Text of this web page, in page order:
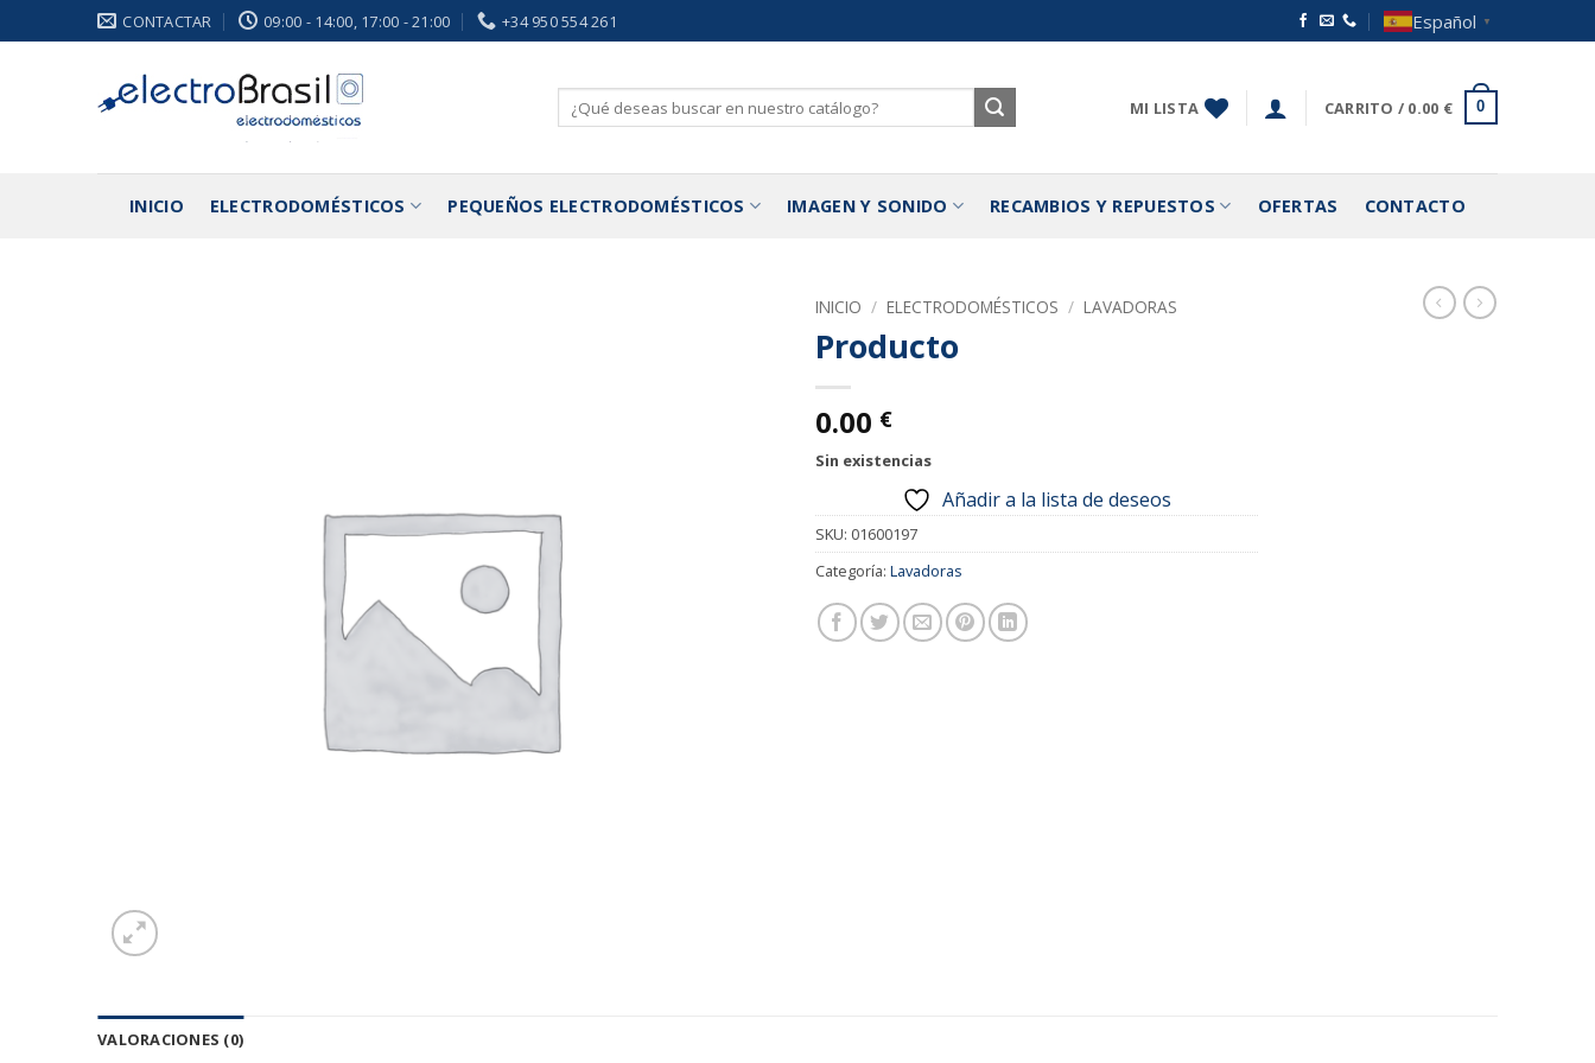
al
CONTACTAR 09:00 - 14:00, 17:00 - 21:00 +34 950 554 261 Español ▼
Buscar
por:
MI LISTA CARRITO / 0.00 € 0
INICIO ELECTRODOMÉSTICOS PEQUEÑOS ELECTRODOMÉSTICOS IMAGEN Y SONIDO RECAMBIOS Y REPUESTOS OFERTAS CONTACTO
INICIO / ELECTRODOMÉSTICOS / LAVADORAS
Producto
0.00 €
Sin existencias
Añadir a la lista de deseos
SKU: 01600197
Categoría: Lavadoras
VALORACIONES (0)